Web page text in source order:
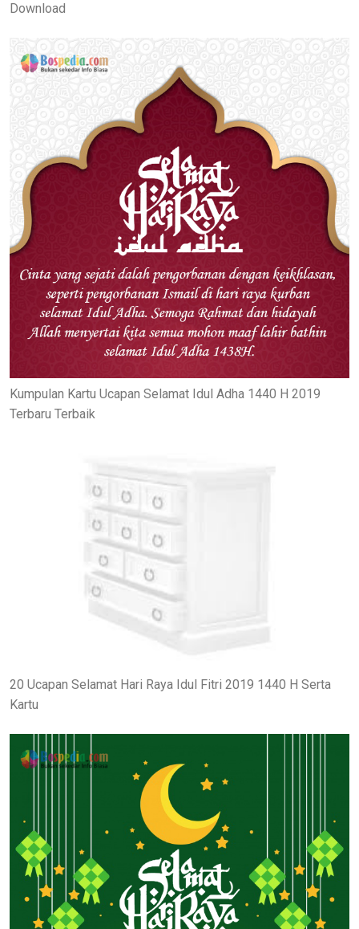
Download
Kumpulan Kartu Ucapan Selamat Idul Adha 1440 H 2019
Terbaru Terbaik
20 Ucapan Selamat Hari Raya Idul Fitri 2019 1440 H Serta
Kartu